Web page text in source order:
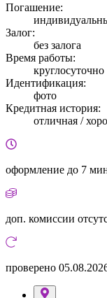
Погашение:
Залог:
без залога
Время работы:
круглосуточно
Идентификация:
фото
Кредитная история:
отличная /
оформление до 7
доп. комиссии
проверено